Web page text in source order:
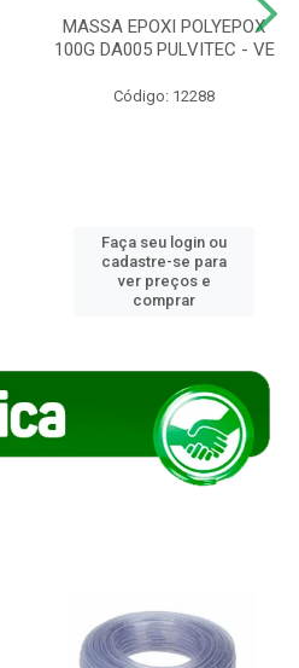
MASSA EPOXI POLYEPOX
100G DA005 PULVITEC - VE
Código: 12288
Faça seu login ou
cadastre-se para
ver preços e
comprar